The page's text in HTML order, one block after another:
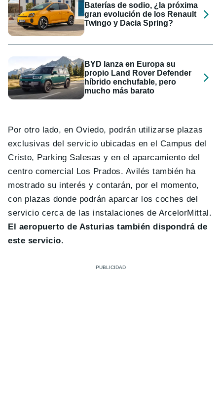
Baterías de sodio, ¿la próxima
gran evolución de los Renault
Twingo y Dacia Spring?
BYD lanza en Europa su
propio Land Rover Defender
híbrido enchufable, pero
mucho más barato
Por otro lado, en Oviedo, podrán utilizarse plazas
exclusivas del servicio ubicadas en el Campus del
Cristo, Parking Salesas y en el aparcamiento del
centro comercial Los Prados. Avilés también ha
mostrado su interés y contarán, por el momento,
con plazas donde podrán aparcar los coches del
servicio cerca de las instalaciones de ArcelorMittal.
El aeropuerto de Asturias también dispondrá de
este servicio.